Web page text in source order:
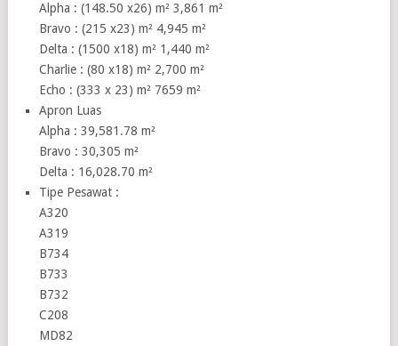
Alpha : (148.50 x26) m² 3,861 m²
Bravo : (215 x23) m² 4,945 m²
Delta : (1500 x18) m² 1,440 m²
Charlie : (80 x18) m² 2,700 m²
Echo : (333 x 23) m² 7659 m²
Apron Luas
Alpha : 39,581.78 m²
Bravo : 30,305 m²
Delta : 16,028.70 m²
Tipe Pesawat :
A320
A319
B734
B733
B732
C208
MD82